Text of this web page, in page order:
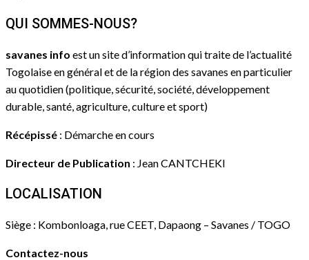
QUI SOMMES-NOUS?
savanes info est un site d’information qui traite de l’actualité
Togolaise en général et de la région des savanes en particulier
au quotidien (politique, sécurité, société, développement
durable, santé, agriculture, culture et sport)
Récépissé : Démarche en cours
Directeur de Publication : Jean CANTCHEKI
LOCALISATION
Siège : Kombonloaga, rue CEET, Dapaong – Savanes / TOGO
Contactez-nous